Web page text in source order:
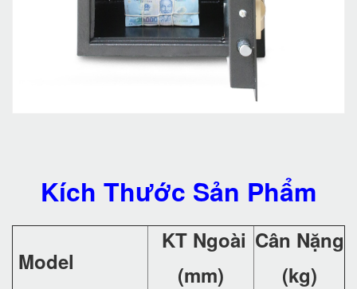
Kích Thước Sản Phẩm
Model
KT Ngoài
(mm)
Cân Nặng
(kg)